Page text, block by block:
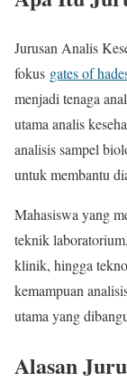
Jurusan Analis
fokus gates of
menjadi tenaga
utama analis
analisis sampel
untuk membantu
Mahasiswa yang
teknik
klinik, hingga
kemampuan
utama yang
Alasan